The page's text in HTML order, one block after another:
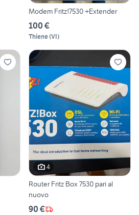
Modem Fritz!7530 +Extender
100 €
Thiene(VI)
4
Router Fritz Box 7530 pari al
nuovo
90 €